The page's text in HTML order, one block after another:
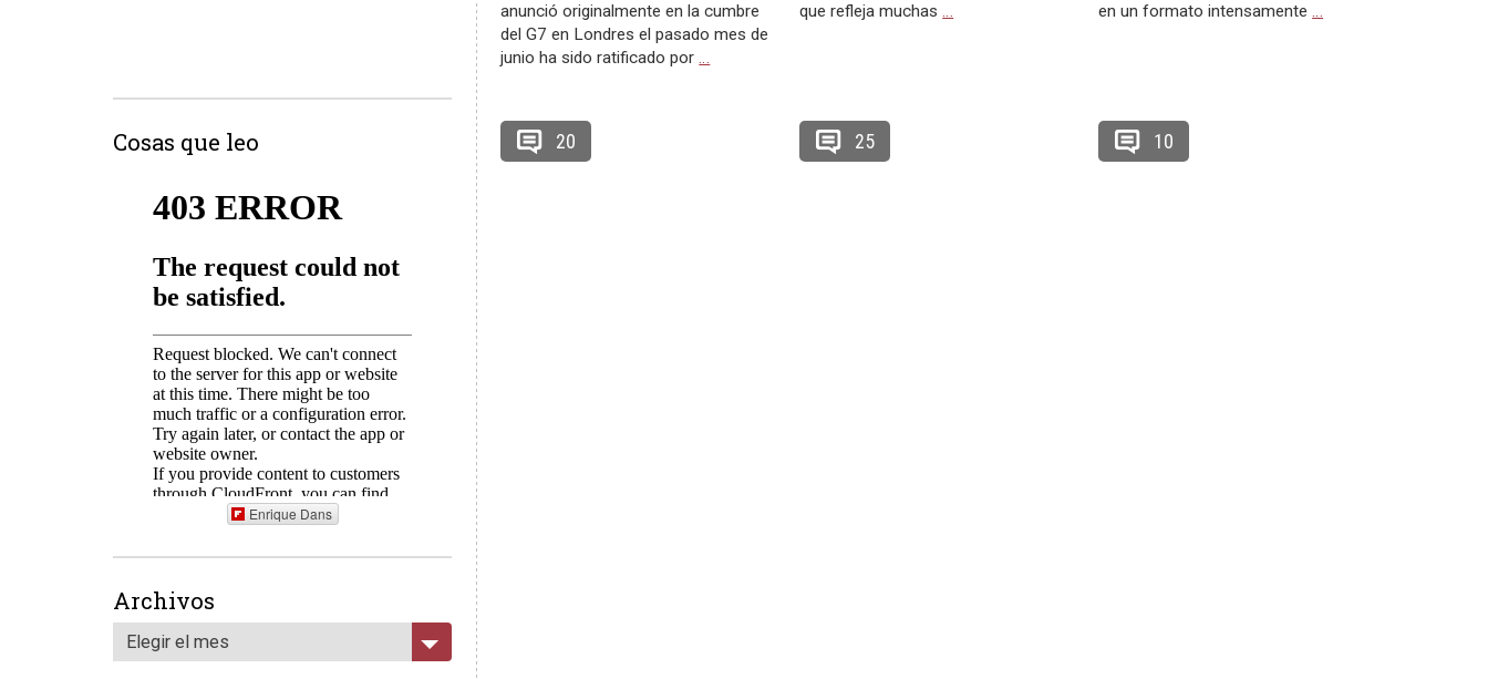
anunció originalmente en la cumbre
del G7 en Londres el pasado mes de
junio ha sido ratificado por…
20
que refleja muchas…
25
en un formato intensamente…
10
Cosas que leo
Enrique Dans
Archivos
Elegir el mes